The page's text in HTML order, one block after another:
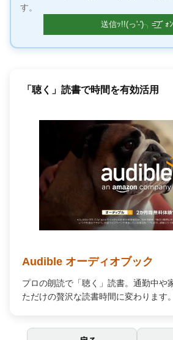
す。
「聴く」読書で時間を有効活用
Audible オーディオブック
プロの朗読で「聴く」読書。通勤中や
ただけの贅沢な読書時間に変わります。